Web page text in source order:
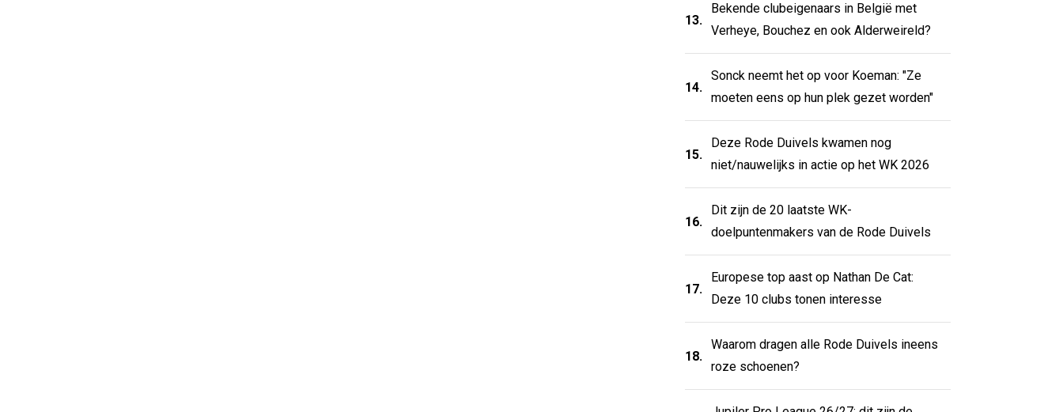
13.
Bekende clubeigenaars in België met
Verheye, Bouchez en ook Alderweireld?
14.
Sonck neemt het op voor Koeman: "Ze
moeten eens op hun plek gezet worden"
15.
Deze Rode Duivels kwamen nog
niet/nauwelijks in actie op het WK 2026
16.
Dit zijn de 20 laatste WK-
doelpuntenmakers van de Rode Duivels
17.
Europese top aast op Nathan De Cat:
Deze 10 clubs tonen interesse
18.
Waarom dragen alle Rode Duivels ineens
roze schoenen?